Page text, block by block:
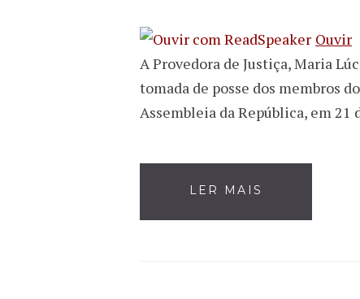
Ouvir
A Provedora de Justiça, Maria
tomada de posse dos membros
Assembleia da República, em 21
LER MAIS